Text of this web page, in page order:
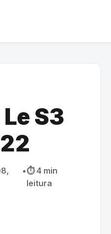
S3
•⏱️ 4 min
leitura